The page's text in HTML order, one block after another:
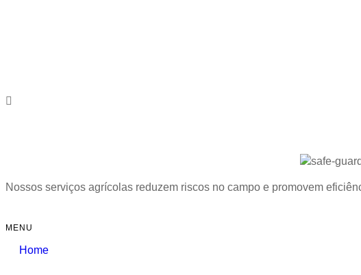
Nossos serviços agrícolas reduzem riscos no campo e promovem
MENU
Home